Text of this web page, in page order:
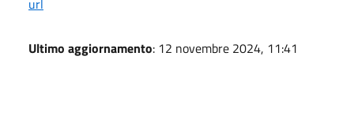
Ultimo aggiornamento: 12 novembre 2024, 11:41